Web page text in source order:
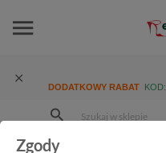
DODATKOWY RABAT KOD:
Zgody